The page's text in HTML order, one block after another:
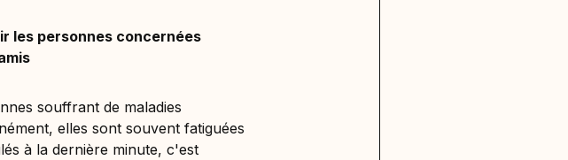
les personnes concernées
souffrant de maladies
elles sont souvent fatiguées
à la dernière minute, c'est